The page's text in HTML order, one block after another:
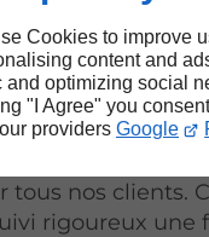
Cookies to improve
content and
and optimizing social
"I Agree" you
providers Google
à Le
d'honneur à offrir
des
que la
tous nos clients.
rigoureux une